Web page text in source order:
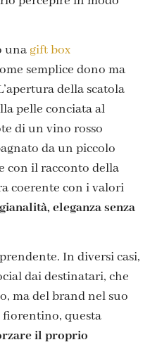
una gift box
semplice dono ma
della scatola
pelle conciata al
di un vino rosso
da un piccolo
con il racconto della
coerente con i valori
eleganza senza
In diversi casi,
dai destinatari, che
ma del brand nel suo
fiorentino, questa
il proprio